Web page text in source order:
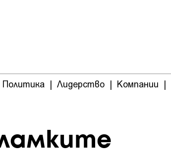
Политика | Лидерство | Компании |